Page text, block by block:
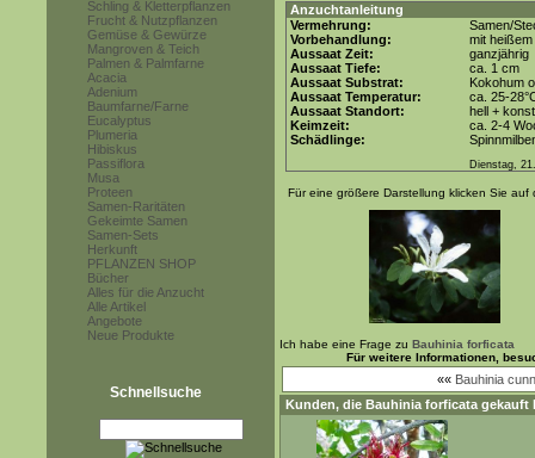
Schling & Kletterpflanzen
Frucht & Nutzpflanzen
Gemüse & Gewürze
Mangroven & Teich
Palmen & Palmfarne
Acacia
Adenium
Baumfarne/Farne
Eucalyptus
Plumeria
Hibiskus
Passiflora
Musa
Proteen
Samen-Raritäten
Gekeimte Samen
Samen-Sets
Herkunft
PFLANZEN SHOP
Bücher
Alles für die Anzucht
Alle Artikel
Angebote
Neue Produkte
Schnellsuche
Anzuchtanleitung
Vermehrung:
Samen/
Vorbehandlung:
mit
Aussaat Zeit:
ganzjährig
Aussaat Tiefe:
ca. 1 cm
Aussaat Substrat:
Kokohum
Aussaat Temperatur:
ca. 25-
Aussaat Standort:
hell +
Keimzeit:
ca. 2-4
Schädlinge:
Dienstag,
Für eine größere Darstellung klicken Sie auf
Ich habe eine Frage zu Bauhinia forficata
Für weitere Informationen,
«« Bauhinia
Kunden, die Bauhinia forficata gekauft